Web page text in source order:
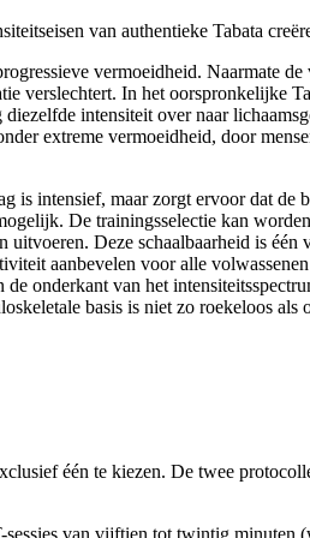
van authentieke Tabata
vermoeidheid. Naarmate
verslechtert. In het oorspronkelijke
intensiteit over naar
extreme vermoeidheid, door
intensief, maar zorgt ervoor dat
De trainingsselectie kan
Deze schaalbaarheid is
aanbevelen voor alle
onderkant van het
basis is niet zo roekeloos
één te kiezen. De twee
van vijftien tot twintig